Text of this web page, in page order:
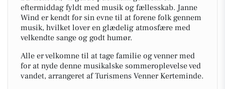
eftermiddag fyldt med musik og fællesskab. Janne
Wind er kendt for sin evne til at forene folk gennem
musik, hvilket lover en glædelig atmosfære med
velkendte sange og godt humør.
Alle er velkomne til at tage familie og venner med
for at nyde denne musikalske sommeroplevelse ved
vandet, arrangeret af Turismens Venner Kerteminde.